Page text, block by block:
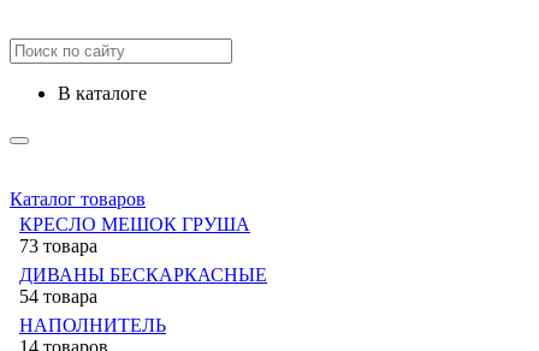
в каталоге
Каталог товаров
КРЕСЛО МЕШОК ГРУША
73 товара
ДИВАНЫ БЕСКАРКАСНЫЕ
54 товара
НАПОЛНИТЕЛЬ
14 товаров